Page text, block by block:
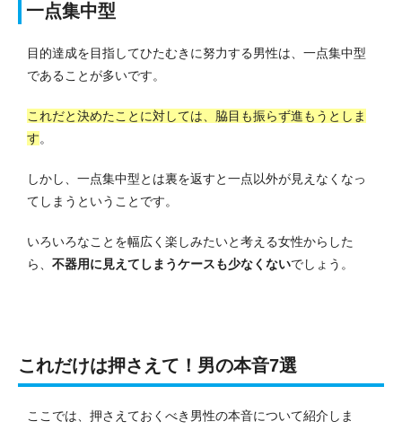
一点集中型
目的達成を目指してひたむきに努力する男性は、一点集中型
であることが多いです。
これだと決めたことに対しては、脇目も振らず進もうとしま
す。
しかし、一点集中型とは裏を返すと一点以外が見えなくなっ
てしまうということです。
いろいろなことを幅広く楽しみたいと考える女性からした
ら、 不器用に見えてしまうケースも少なくないでしょう。
これだけは押さえて！男の本音7選
ここでは、押さえておくべき男性の本音について紹介しま